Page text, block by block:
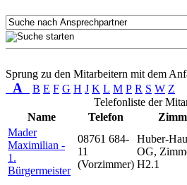
Sprung zu den Mitarbeitern mit dem
A B E F G H J K L M P R S W Z
Telefonliste der
Name
Telefon
Mader
Maximilian -
1.
Bürgermeister
08761 684-
11
(Vorzimmer)
Huber-
OG,
H2.1